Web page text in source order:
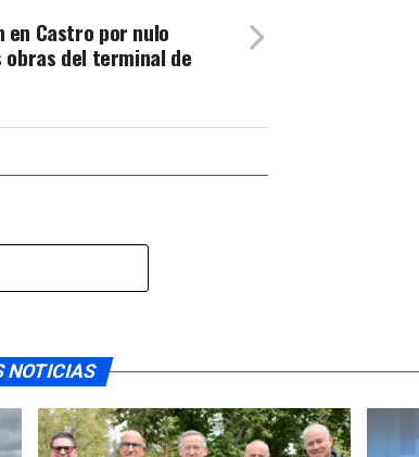
en Castro por nulo
obras del terminal de
NOTICIAS